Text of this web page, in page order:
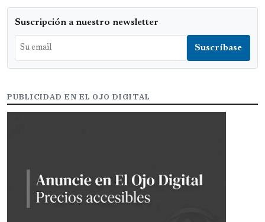
Suscripción a nuestro newsletter
PUBLICIDAD EN EL OJO DIGITAL